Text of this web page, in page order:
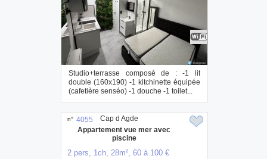
Studio+terrasse composé de : -1 lit
double (160x190) -1 kitchinette équipée
(cafetière senséo) -1 douche -1 toilet...
n° 4055
Appartement vue mer avec
piscine
2 pers, 1ch, 28m², 60 à 100 €
Cap d Agde